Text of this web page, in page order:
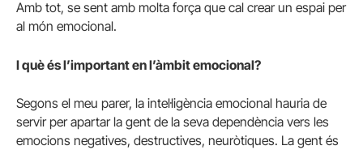
Amb tot, se sent amb molta força que cal crear un espai per
al món emocional.
I què és l’important en l’àmbit emocional?
Segons el meu parer, la intel·ligència emocional hauria de
servir per apartar la gent de la seva dependència vers les
emocions negatives, destructives, neuròtiques. La gent és